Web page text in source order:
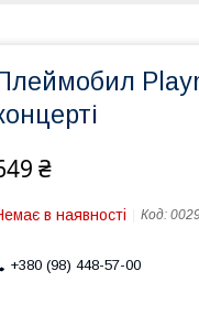
₴
в наявності Код:
+380 (98) 448-57-00